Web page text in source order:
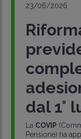
23/06/2026
dal 1°
La COVIP
Pensione) ha